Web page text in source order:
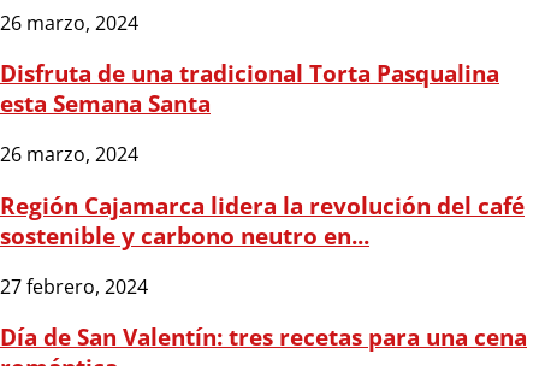
26 marzo, 2024
Disfruta de una tradicional Torta Pasqualina
esta Semana Santa
26 marzo, 2024
Región Cajamarca lidera la revolución del café
sostenible y carbono neutro en...
27 febrero, 2024
Día de San Valentín: tres recetas para una cena